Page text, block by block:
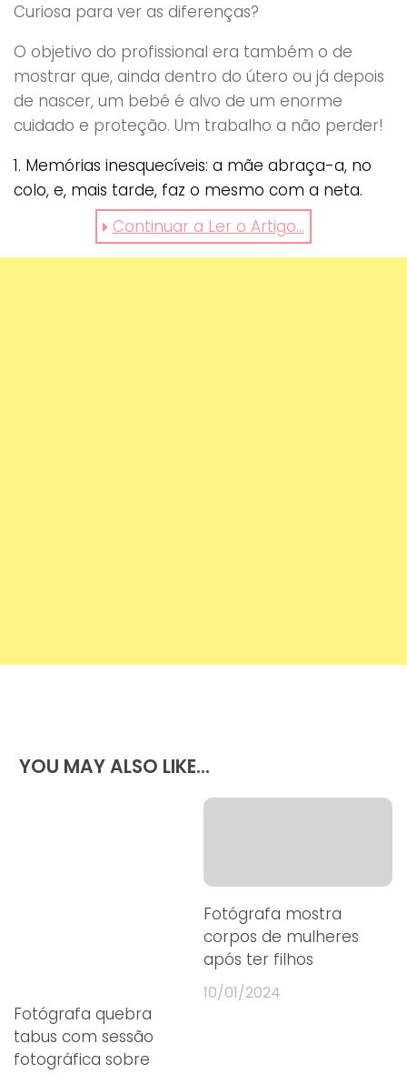
Curiosa para ver as diferenças?
O objetivo do profissional era também o de
mostrar que, ainda dentro do útero ou já depois
de nascer, um bebé é alvo de um enorme
cuidado e proteção. Um trabalho a não perder!
1. Memórias inesquecíveis: a mãe abraça-a, no
colo, e, mais tarde, faz o mesmo com a neta.
Continuar a Ler o Artigo...
YOU MAY ALSO LIKE...
Fotógrafa quebra
tabus com sessão
fotográfica sobre
Fotógrafa mostra
corpos de mulheres
após ter filhos
10/01/2024